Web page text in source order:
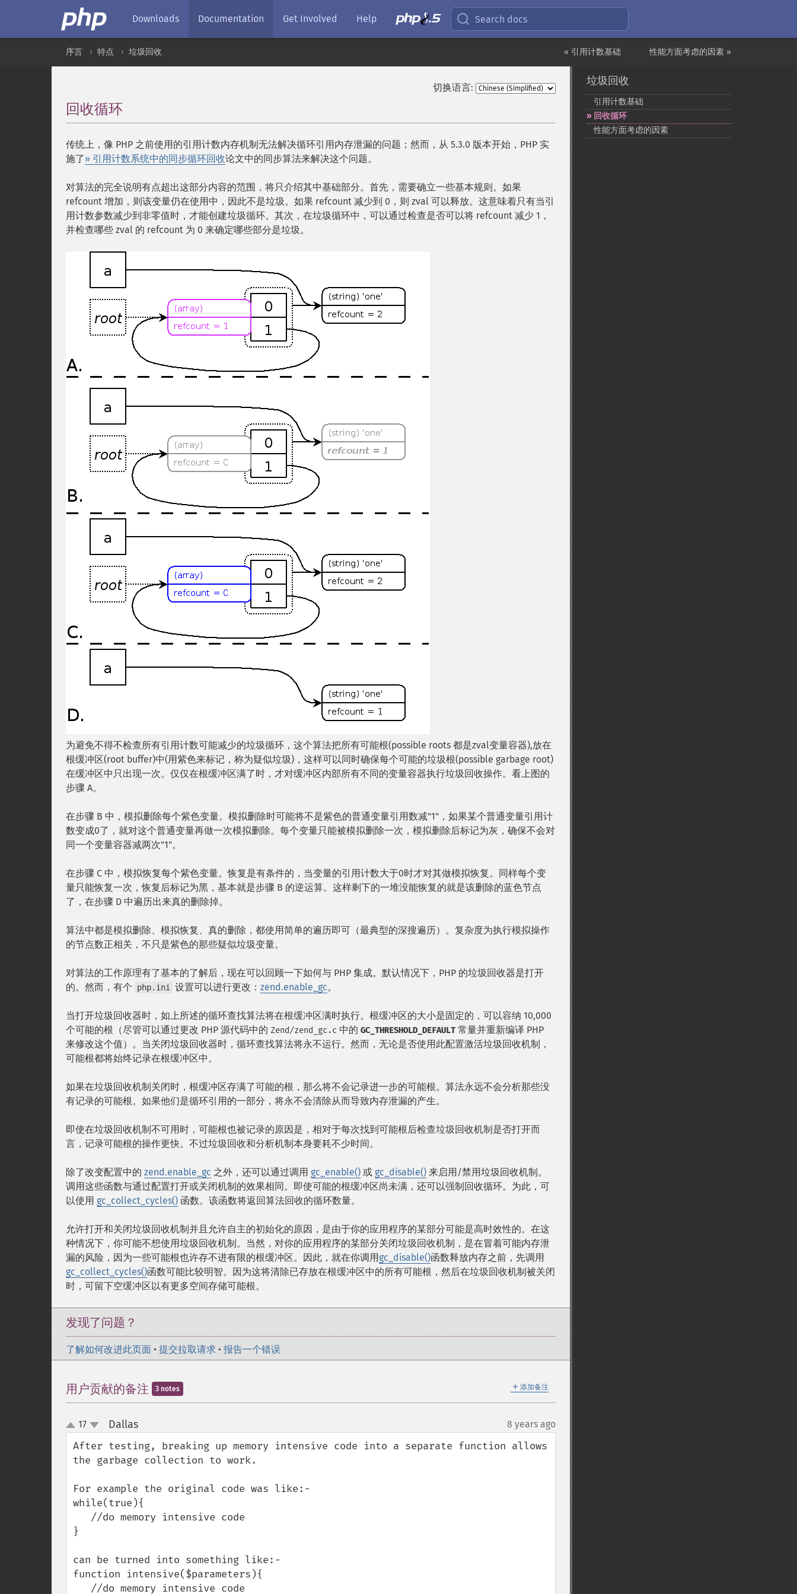
Downloads Documentation Get Involved Help Search docs
性能方面考虑的因素 »
« 引用计数基础
序言 特点 垃圾回收
切换语言:
回收循环
传统上，像 PHP 之前使用的引用计数内存机制无法解决循环引用内存泄漏的问题；然而，从 5.3.0 版本开始，PHP 实
施了» 引用计数系统中的同步循环回收论文中的同步算法来解决这个问题。
对算法的完全说明有点超出这部分内容的范围，将只介绍其中基础部分。首先，需要确立一些基本规则。如果
refcount 增加，则该变量仍在使用中，因此不是垃圾。如果 refcount 减少到 0，则 zval 可以释放。这意味着只有当引
用计数参数减少到非零值时，才能创建垃圾循环。其次，在垃圾循环中，可以通过检查是否可以将 refcount 减少 1，
并检查哪些 zval 的 refcount 为 0 来确定哪些部分是垃圾。
为避免不得不检查所有引用计数可能减少的垃圾循环，这个算法把所有可能根(possible roots 都是zval变量容器),放在
根缓冲区(root buffer)中(用紫色来标记，称为疑似垃圾)，这样可以同时确保每个可能的垃圾根(possible garbage root)
在缓冲区中只出现一次。仅仅在根缓冲区满了时，才对缓冲区内部所有不同的变量容器执行垃圾回收操作。看上图的
步骤 A。
在步骤 B 中，模拟删除每个紫色变量。模拟删除时可能将不是紫色的普通变量引用数减"1"，如果某个普通变量引用计
数变成0了，就对这个普通变量再做一次模拟删除。每个变量只能被模拟删除一次，模拟删除后标记为灰，确保不会对
同一个变量容器减两次"1"。
在步骤 C 中，模拟恢复每个紫色变量。恢复是有条件的，当变量的引用计数大于0时才对其做模拟恢复。同样每个变
量只能恢复一次，恢复后标记为黑，基本就是步骤 B 的逆运算。这样剩下的一堆没能恢复的就是该删除的蓝色节点
了，在步骤 D 中遍历出来真的删除掉。
算法中都是模拟删除、模拟恢复、真的删除，都使用简单的遍历即可（最典型的深搜遍历）。复杂度为执行模拟操作
的节点数正相关，不只是紫色的那些疑似垃圾变量。
对算法的工作原理有了基本的了解后，现在可以回顾一下如何与 PHP 集成。默认情况下，PHP 的垃圾回收器是打开
的。然而，有个
php.ini 设置可以进行更改： zend.enable_gc。
当打开垃圾回收器时，如上所述的循环查找算法将在根缓冲区满时执行。根缓冲区的大小是固定的，可以容纳 10,000
个可能的根（尽管可以通过更改 PHP 源代码中的 Zend/zend_gc.c 中的 GC_THRESHOLD_DEFAULT 常量并重新编译 PHP
来修改这个值）。当关闭垃圾回收器时，循环查找算法将永不运行。然而，无论是否使用此配置激活垃圾回收机制，
可能根都将始终记录在根缓冲区中。
如果在垃圾回收机制关闭时，根缓冲区存满了可能的根，那么将不会记录进一步的可能根。算法永远不会分析那些没
有记录的可能根。如果他们是循环引用的一部分，将永不会清除从而导致内存泄漏的产生。
即使在垃圾回收机制不可用时，可能根也被记录的原因是，相对于每次找到可能根后检查垃圾回收机制是否打开而
言，记录可能根的操作更快。不过垃圾回收和分析机制本身要耗不少时间。
除了改变配置中的 zend.enable_gc 之外，还可以通过调用 gc_enable() 或 gc_disable() 来启用/禁用垃圾回收机制。
调用这些函数与通过配置打开或关闭机制的效果相同。即使可能的根缓冲区尚未满，还可以强制回收循环。为此，可
以使用 gc_collect_cycles() 函数。该函数将返回算法回收的循环数量。
允许打开和关闭垃圾回收机制并且允许自主的初始化的原因，是由于你的应用程序的某部分可能是高时效性的。在这
种情况下，你可能不想使用垃圾回收机制。当然，对你的应用程序的某部分关闭垃圾回收机制，是在冒着可能内存泄
漏的风险，因为一些可能根也许存不进有限的根缓冲区。因此，就在你调用gc_disable()函数释放内存之前，先调用
gc_collect_cycles()函数可能比较明智。因为这将清除已存放在根缓冲区中的所有可能根，然后在垃圾回收机制被关闭
时，可留下空缓冲区以有更多空间存储可能根。
发现了问题？
了解如何改进此页面 • 提交拉取请求 • 报告一个错误
＋ 添加备注
用户贡献的备注 3 notes
up
down
17 Dallas¶ 8 years ago
After testing, breaking up memory intensive code into a separate function allows
the garbage collection to work.
For example the original code was like:-
while(true){
}
can be turned into something like:-
function intensive($parameters){
垃圾回收
引用计数基础
回收循环
性能方面考虑的因素